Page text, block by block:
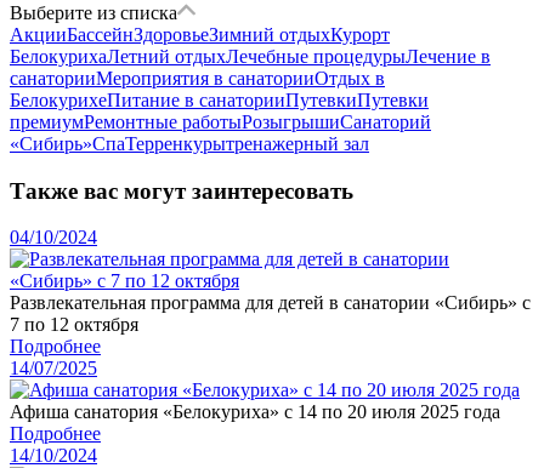
Выберите из списка
АкцииБассейнЗдоровьеЗимний отдыхКурорт
БелокурихаЛетний отдыхЛечебные процедурыЛечение в
санаторииМероприятия в санаторииОтдых в
БелокурихеПитание в санаторииПутевкиПутевки
премиумРемонтные работыРозыгрышиСанаторий
«Сибирь»СпаТерренкурытренажерный зал
Также вас могут заинтересовать
04/10/2024
Развлекательная программа для детей в санатории «Сибирь» с
7 по 12 октября
Подробнее
14/07/2025
Афиша санатория «Белокуриха» с 14 по 20 июля 2025 года
Подробнее
14/10/2024